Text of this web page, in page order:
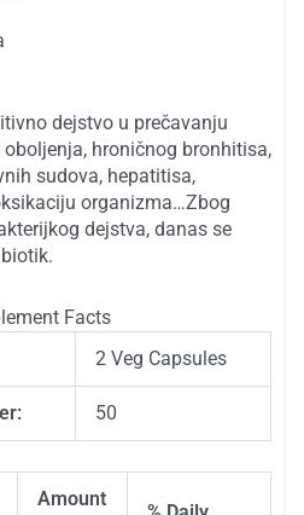
dejstvo u prečavanju
hroničnog bronhitisa,
sudova, hepatitisa,
organizma…Zbog
dejstva, danas se
Facts
2 Veg Capsules
50
Amount